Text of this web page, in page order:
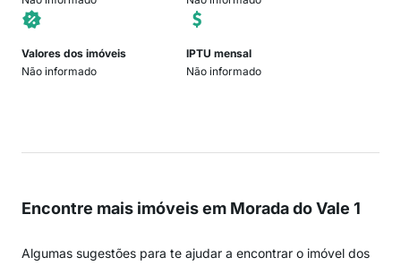
Valores dos imóveis
Não informado
IPTU mensal
Não informado
Encontre mais imóveis em Morada do Vale 1
Algumas sugestões para te ajudar a encontrar o imóvel dos